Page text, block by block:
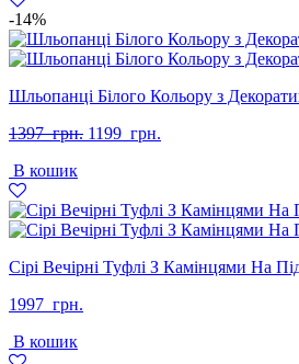
-14%
Шльопанці Білого Кольору з
1397 грн. Оригінальна
1199 грн.
В кошик
Сірі Вечірні Туфлі З Камінцями На
1997 грн.
В кошик